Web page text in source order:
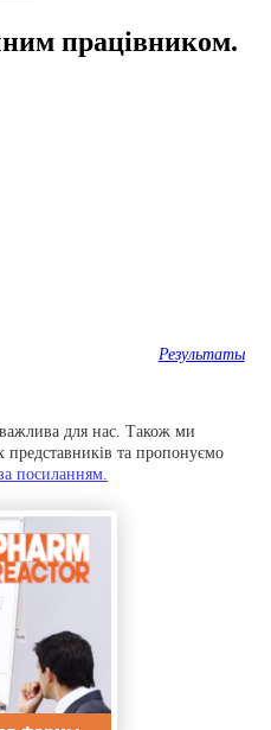
працівником.
Результаты
для нас. Також ми
та пропонуємо
посиланням.